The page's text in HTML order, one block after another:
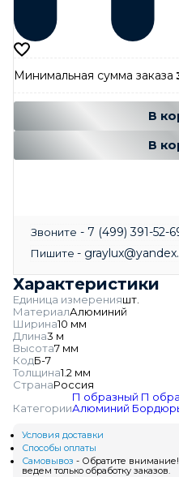
Минимальная сумма заказа
В
В
Звоните - 7 (499) 391-52-
Пишите -
Характеристики
Единица измеренияшт.
МатериалАлюминий
Ширина10 мм
Длина3 м
Высота7 мм
КодБ-7
Толщина1.2 мм
СтранаРоссия
Категории
П образный П
Алюминий
Условия доставки
Способы оплаты
Самовывоз - Обратите
ведем только обработку заказов.